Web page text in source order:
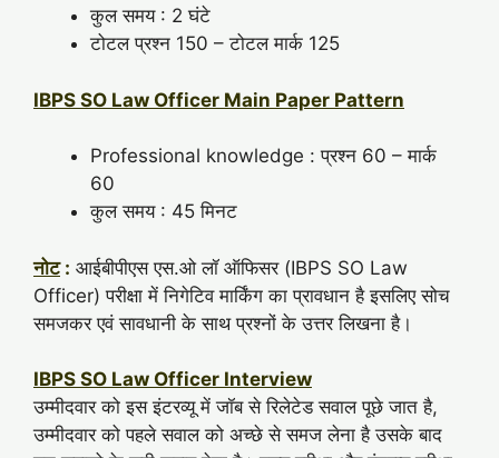
कुल समय : 2 घंटे
टोटल प्रश्न 150 – टोटल मार्क 125
IBPS SO Law Officer Main Paper Pattern
Professional knowledge : प्रश्न 60 – मार्क
60
कुल समय : 45 मिनट
नोट: आईबीपीएस एस.ओ लॉ ऑफिसर (IBPS SO Law
Officer) परीक्षा में निगेटिव मार्किंग का प्रावधान है इसलिए सोच
समजकर एवं सावधानी के साथ प्रश्नों के उत्तर लिखना है।
IBPS SO Law Officer Interview
उम्मीदवार को इस इंटरव्यू में जॉब से रिलेटेड सवाल पूछे जात है,
उम्मीदवार को पहले सवाल को अच्छे से समज लेना है उसके बाद